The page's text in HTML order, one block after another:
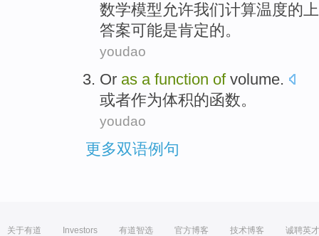
数学模型 允许我们计算温度的
答案可能是肯定的。
youdao
Or as a function of volume.
或者作为体积的函数。
youdao
更多双语例句
关于有道 Investors 有道智选 官方博客 技术博客 诚聘英才